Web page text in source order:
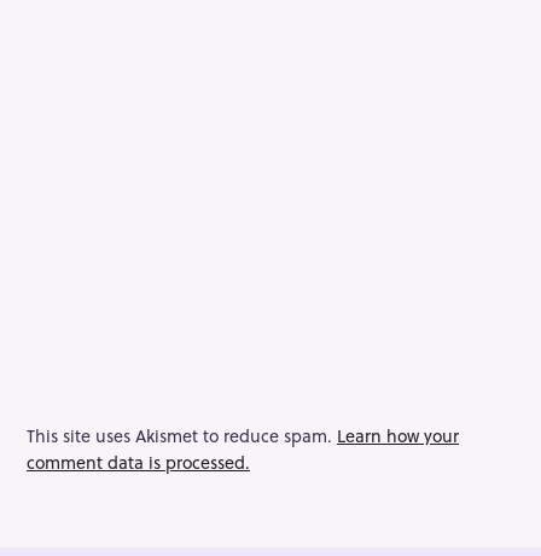
This site uses Akismet to reduce spam. Learn how your
comment data is processed.